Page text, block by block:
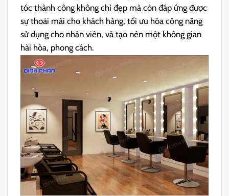
tóc thành công không chỉ đẹp mà còn đáp ứng được
sự thoải mái cho khách hàng, tối ưu hóa công năng
sử dụng cho nhân viên, và tạo nên một không gian
hài hòa, phong cách.